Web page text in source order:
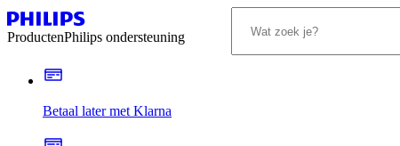
ProductenPhilips ondersteuning
Betaal later met Klarna